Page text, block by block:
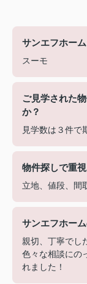
サンエフホー
スーモ
ご見学された
か？
見学数は３件で
物件探しで重
立地、値段、間
サンエフホー
親切、丁寧でし
色々な相談にの
れました！